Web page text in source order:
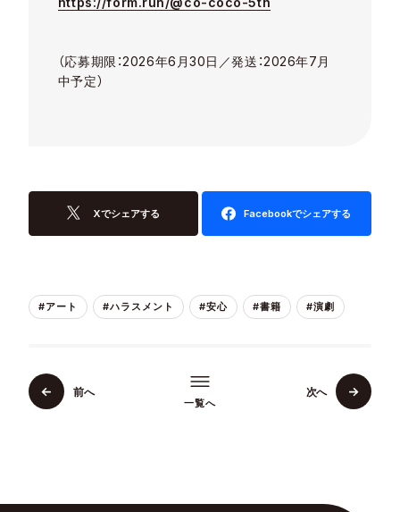
（応募期限：2026年6月30日／発送：2026年7月
中予定）
Xでシェアする Facebookでシェアする
#アート #ハラスメント #安心 #書籍 #演劇
前へ
一覧へ
次へ